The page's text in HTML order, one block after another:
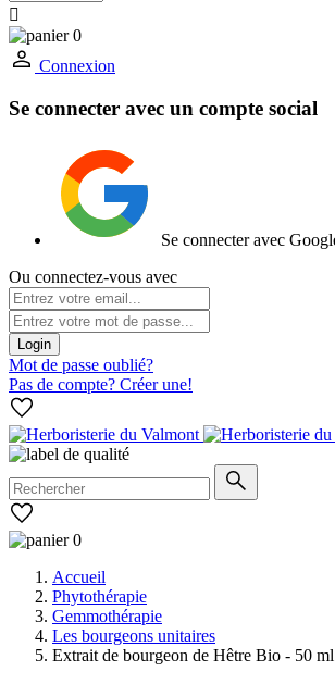

0
Connexion
Se connecter avec un compte social
Se connecter avec
Ou connectez-vous avec
Login
Mot de passe oublié?
Pas de compte? Créer une!
0
Accueil
Phytothérapie
Gemmothérapie
Les bourgeons unitaires
Extrait de bourgeon de Hêtre Bio - 50